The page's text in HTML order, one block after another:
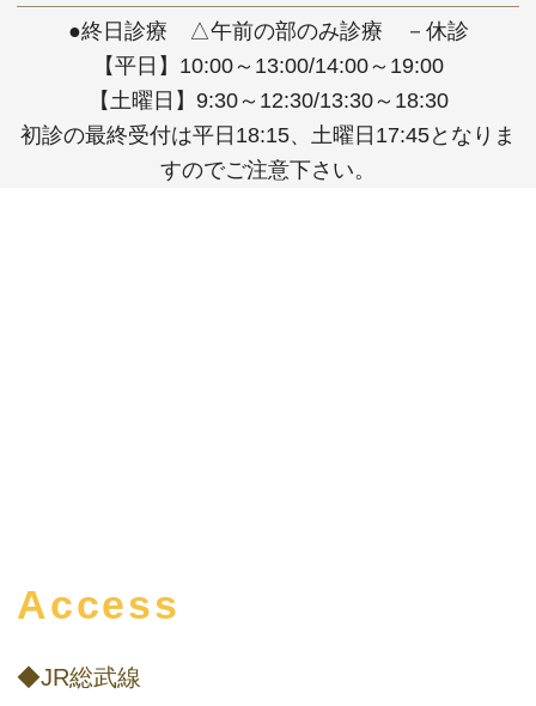
●終日診療 △午前の部のみ診療 －休診
【平日】10:00～13:00/14:00～19:00
【土曜日】9:30～12:30/13:30～18:30
初診の最終受付は平日18:15、土曜日17:45となりま
すのでご注意下さい。
Access
◆JR総武線